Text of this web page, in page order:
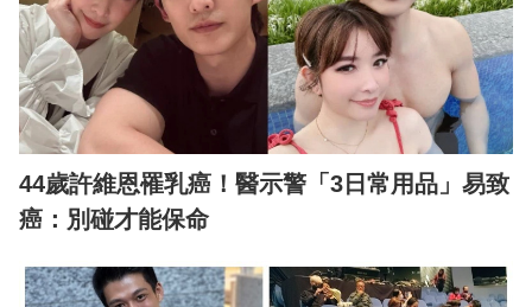
44歲許維恩罹乳癌！醫示警「3日常用品」易致
癌：別碰才能保命